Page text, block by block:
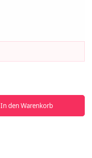
In den Warenkorb